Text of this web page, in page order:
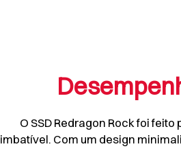
O SSD Redragon Rock foi
imbatível. Com um design